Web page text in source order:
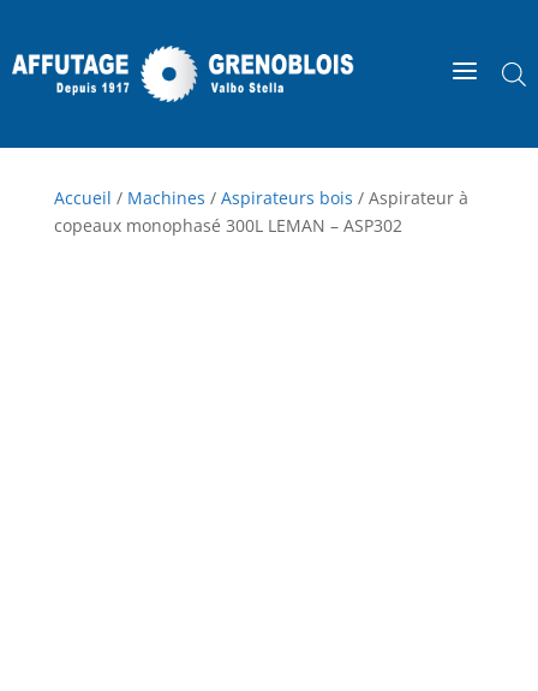
a
Accueil / Machines / Aspirateurs bois / Aspirateur à
copeaux monophasé 300L LEMAN – ASP302